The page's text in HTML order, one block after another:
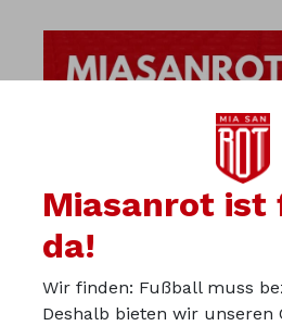
Miasanrot ist
da!
Wir finden: Fußball muss
Deshalb bieten wir unseren